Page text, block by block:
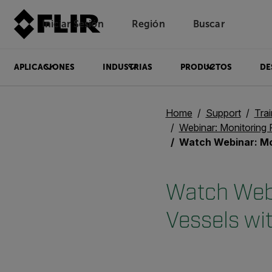
Iniciar Sesión Región Buscar
APLICACIONES INDUSTRIAS PRODUCTOS
Home Support
Webinar: Monitoring
Watch Webinar: Monitoring Refractory
Watch
Vessels